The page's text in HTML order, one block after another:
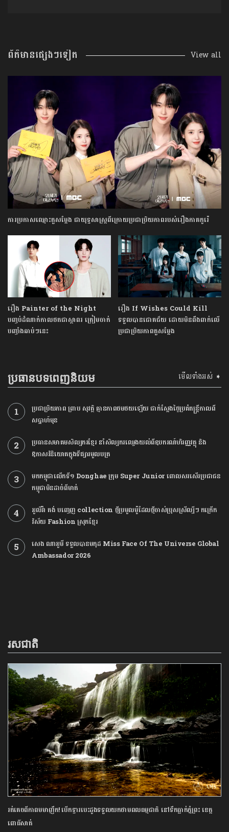
ព័ត៌មានផ្សេងៗទៀត View all
ការប្រកាសឈ្មោះតួសម្តែង ជាយុទ្ធសាស្ត្រពីក្រោយប្រជាប្រិយភាពរបស់រឿងភាគកូរ៉េ
រឿង If Wishes Could Kill
ទទួលបានជោគជ័យ ដោយមិនពឹងពាក់លើ
ប្រជាប្រិយភាពតួសម្ដែង
រឿង Painter of the Night
បញ្ចប់ដំណាក់កាលថតជាស្ថាពរ ត្រៀមចាក់
បញ្ចាំងឆាប់ៗនេះ
ប្រធានបទពេញនិយម មើលទាំងអស់ ➧
ប្រជាប្រិយភាព ព្រាប សុវត្ថិ គ្មានភាពថមថយឡើយ ជាក់ស្ដែងថ្ងៃប្រគំតន្រ្តីកាលពី
សប្ដាហ៍មុន
ប្រធានសមាគមសិល្បករខ្មែរ នាំសិល្បករឈ្វេងយល់ពីឧបករណ៍ហិរញ្ញវត្ថុ និង
ឱកាសវិនិយោគក្នុងទីផ្សារមូលបត្រ
មកកម្ពុជាលើកទី១ Donghae ក្រុម Super Junior ពោលសរសើរប្រជាជន
កម្ពុជាមិនដាច់ពីមាត់
អូលីវ៉ា គង់ បញ្ចេញ ​collection ថ្មី​ប្រមូល​ម៉ូដែល​ថ្មីចាស់ប្រុសស្រីល្បីៗ កក្រើក
វិស័យ Fashion ស្រុកខ្មែរ
សេង ណាអូមី ទទួលបានមកុដ Miss Face Of The Universe Global
Ambassador 2026
រសជាតិ
រត់គេចពីភាពមមាញឹក! បើកទ្វារបេះដូងទទួលយកថាមពលធម្មជាតិ នៅទឹកធ្លាក់ភ្នំព្រះ ខេត្ត
ពោធិ៍សាត់